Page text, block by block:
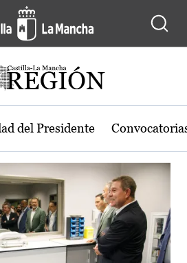
región de Castilla-
del Presidente